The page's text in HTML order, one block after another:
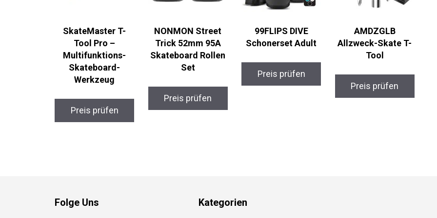
SkateMaster T-
Tool Pro –
Multifunktions-
Skateboard-
Werkzeug
Preis prüfen
NONMON Street
Trick 52mm 95A
Skateboard Rollen
Set
Preis prüfen
99FLIPS DIVE
Schonerset Adult
Preis prüfen
AMDZGLB
Allzweck-Skate T-
Tool
Preis prüfen
Folge Uns Kategorien